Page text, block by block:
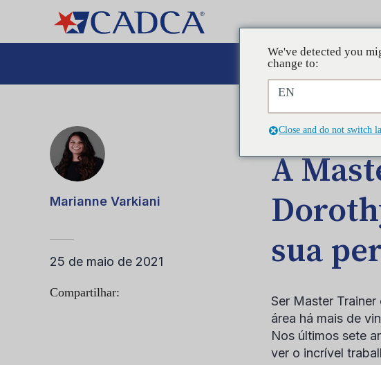
Advocacia
Marianne Varkiani
25 de maio de 2021
Compartilhar:
POSTAGEM NO
A
sua
Ser Master
área há mais de
Nos últimos sete
ver o incrível
We've detected you
change to:
EN
Close and do not switch